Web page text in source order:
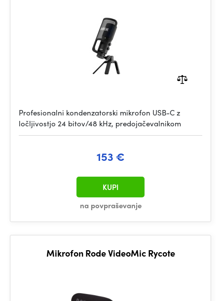
Profesionalni kondenzatorski mikrofon USB-C z
ločljivostjo 24 bitov/48 kHz, predojačevalnikom
153 €
na povpraševanje
KUPI
Mikrofon Rode VideoMic Rycote